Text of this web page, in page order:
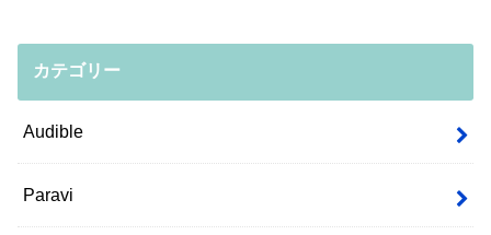
カテゴリー
Audible
Paravi